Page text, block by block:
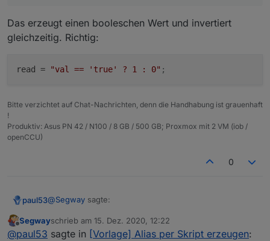
desc = 'per Script erstellt';
typeAlias = 'number'; // oder 'number'
Das erzeugt einen booleschen Wert und invertiert
gleichzeitig. Richtig:
read = "val == 'true' ? 1 : 0" ;
Bitte verzichtet auf Chat-Nachrichten, denn die Handhabung ist grauenhaft
!
Produktiv: Asus PN 42 / N100 / 8 GB / 500 GB; Proxmox mit 2 VM (iob /
openCCU)
0
paul53@Segway sagte:
read = "!val";
Offline
Segwayschrieb am 15. Dez. 2020, 12:22
zuletzt editiert von
@paul53 sagte in [Vorlage] Alias per Skript erzeugen: